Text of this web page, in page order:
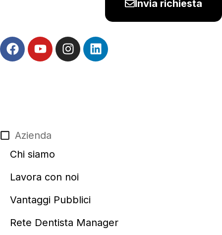
Invia richiesta
Azienda
Chi siamo
Lavora con noi
Vantaggi Pubblici
Rete Dentista Manager